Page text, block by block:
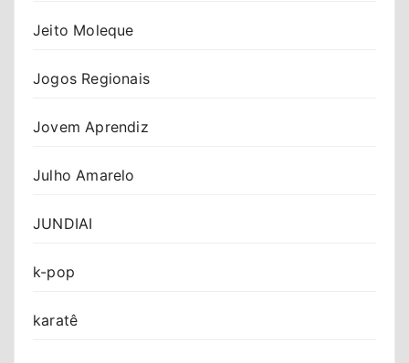
Jeito Moleque
Jogos Regionais
Jovem Aprendiz
Julho Amarelo
JUNDIAI
k-pop
karatê